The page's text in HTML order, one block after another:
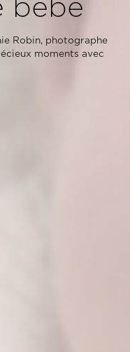
bébé
Robin, photographe
moments avec